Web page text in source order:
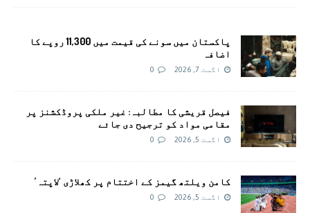
پاکستان میں سونے کی قیمت میں 11,300 روپے کا
اضافہ
اگست 7, 2026 0
فیصل قریشی کا مطالبہ: غیر ملکی پروڈکشنز پر
مقامی مواد کو ترجیح دی جائے
اگست 5, 2026 0
کامن ویلتھ گیمز کے اختتام پر کھلاڑی ‘لاپتہ’
اگست 5, 2026 0